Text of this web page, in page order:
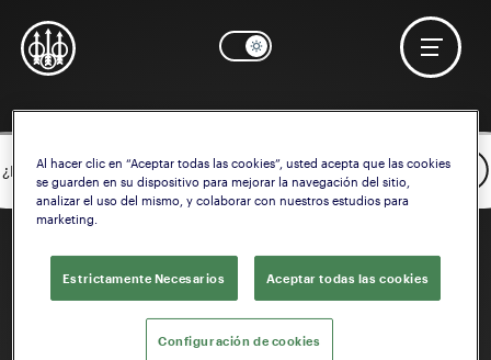
¿Necesita ayuda? Comenzar a configurar la Empuñadura OK
Al hacer clic en “Aceptar todas las cookies”, usted acepta que las cookies
se guarden en su dispositivo para mejorar la navegación del sitio,
analizar el uso del mismo, y colaborar con nuestros estudios para
marketing.
Estrictamente Necesarios Aceptar todas las cookies
Configuración de cookies